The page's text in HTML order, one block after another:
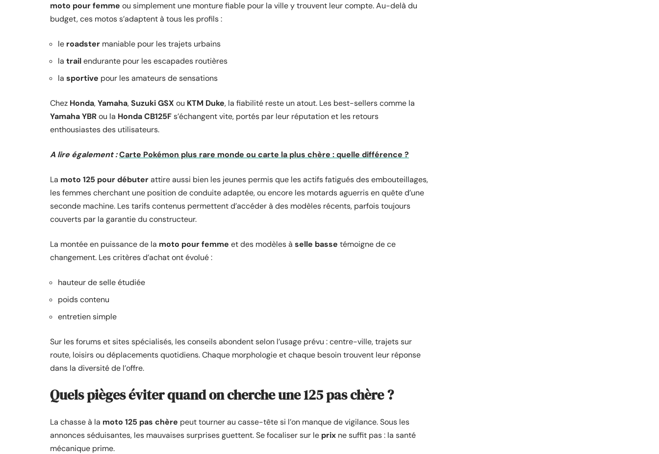
moto pour femme ou simplement une monture fiable pour la ville y trouvent leur compte. Au-delà du
budget, ces motos s’adaptent à tous les profils :
le roadster maniable pour les trajets urbains
la trailendurante pour les escapades routières
la sportive pour les amateurs de sensations
Chez Honda,Yamaha,Suzuki GSX ou KTM Duke, la fiabilité reste un atout. Les best-sellers comme la
Yamaha YBRou la Honda CB125Fs’échangent vite, portés par leur réputation et les retours
enthousiastes des utilisateurs.
A lire également :Carte Pokémon plus rare monde ou carte la plus chère : quelle différence ?
La moto 125 pour débuterattire aussi bien les jeunes permis que les actifs fatigués des embouteillages,
les femmes cherchant une position de conduite adaptée, ou encore les motards aguerris en quête d’une
seconde machine. Les tarifs contenus permettent d’accéder à des modèles récents, parfois toujours
couverts par la garantie du constructeur.
La montée en puissance de la moto pour femme et des modèles à selle basse témoigne de ce
changement. Les critères d’achat ont évolué :
hauteur de selle étudiée
poids contenu
entretien simple
Sur les forums et sites spécialisés, les conseils abondent selon l’usage prévu : centre-ville, trajets sur
route, loisirs ou déplacements quotidiens. Chaque morphologie et chaque besoin trouvent leur réponse
dans la diversité de l’offre.
Quels pièges éviter quand on cherche une 125 pas chère ?
La chasse à la moto 125 pas chère peut tourner au casse-tête si l’on manque de vigilance. Sous les
annonces séduisantes, les mauvaises surprises guettent. Se focaliser sur le prix ne suffit pas : la santé
mécanique prime.